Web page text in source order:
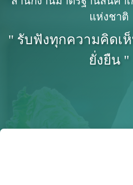
แห่งชาติ
" รับฟังทุกความคิดเ
ยั่งยืน "